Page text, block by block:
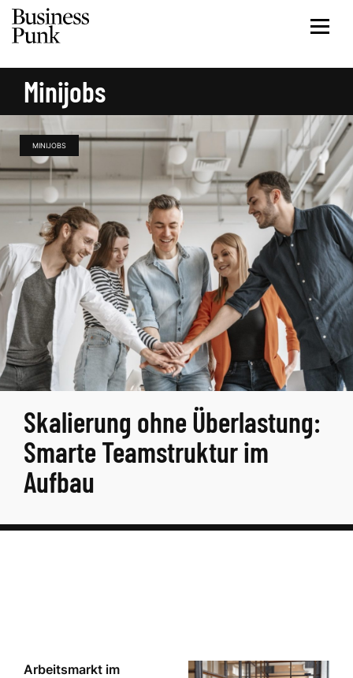
Minijobs
MINIJOBS
Skalierung ohne Überlastung:
Smarte Teamstruktur im
Aufbau
Arbeitsmarkt im